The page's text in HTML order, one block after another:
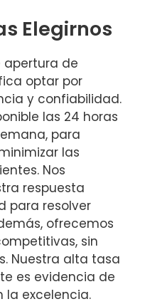
Elegirnos
apertura de
optar por
y confiabilidad.
las 24 horas
para
las
Nos
respuesta
para resolver
ofrecemos
sin
Nuestra alta tasa
es evidencia de
la excelencia.